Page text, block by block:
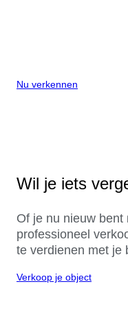
Nu verkennen
Wil je iets
Of je nu nieuw
professioneel
te verdienen met je
Verkoop je object